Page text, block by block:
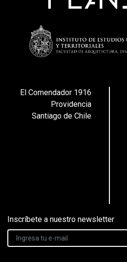
El Comendador 1916
Providencia
Santiago de Chile
Inscríbete a nuestro newsletter